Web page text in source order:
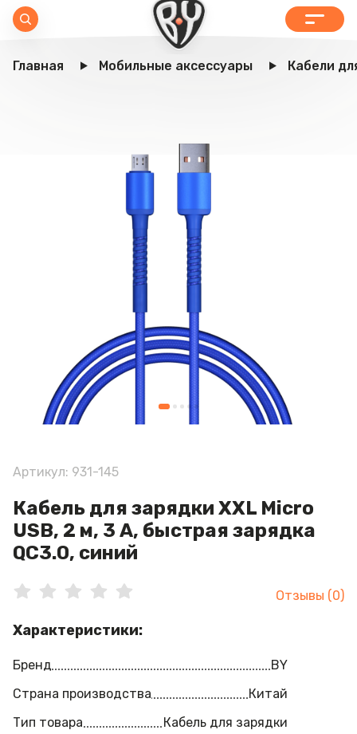
Главная Мобильные аксессуары Кабели
Артикул: 931-145
Кабель для зарядки XXL Micro
USB, 2 м, 3 А, быстрая зарядка
QC3.0, синий
Отзывы (0)
Характеристики:
Бренд
BY
Страна производства
Китай
Тип товара
Кабель для зарядки